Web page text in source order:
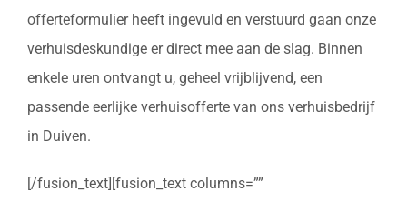
offerteformulier heeft ingevuld en verstuurd gaan onze
verhuisdeskundige er direct mee aan de slag. Binnen
enkele uren ontvangt u, geheel vrijblijvend, een
passende eerlijke verhuisofferte van ons verhuisbedrijf
in Duiven.
[/fusion_text][fusion_text columns=””